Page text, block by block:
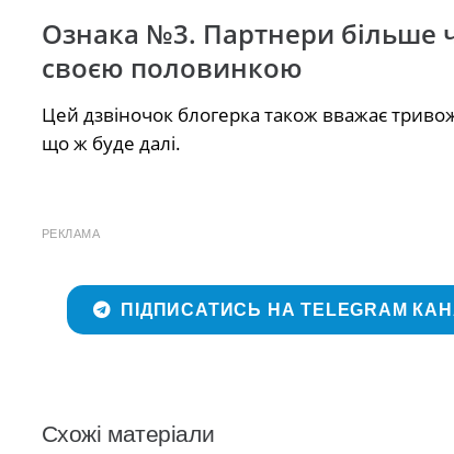
Ознака №3. Партнери більше
своєю половинкою
Цей дзвіночок блогерка також вважає
що ж буде далі.
РЕКЛАМА
ПІДПИСАТИСЬ НА TELEGRAM
Схожі матеріали